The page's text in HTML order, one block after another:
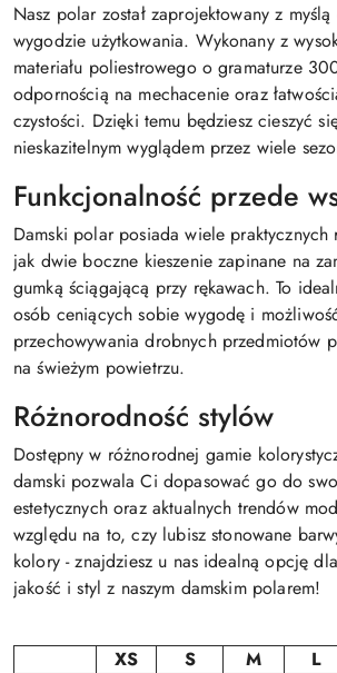
Nasz polar został zaprojektowany z
wygodzie użytkowania. Wykonany z
materiału poliestrowego o gramaturze
odpornością na mechacenie oraz
czystości. Dzięki temu będziesz cieszyć
nieskazitelnym wyglądem przez wiele
Funkcjonalność przede
Damski polar posiada wiele praktycznych
jak dwie boczne kieszenie zapinane na
gumką ściągającą przy rękawach. To
osób ceniących sobie wygodę i
przechowywania drobnych przedmiotów
na świeżym powietrzu.
Różnorodność stylów
Dostępny w różnorodnej gamie
damski pozwala Ci dopasować go do
estetycznych oraz aktualnych trendów
względu na to, czy lubisz stonowane
kolory - znajdziesz u nas idealną opcję
jakość i styl z naszym damskim polarem!
XS S M L